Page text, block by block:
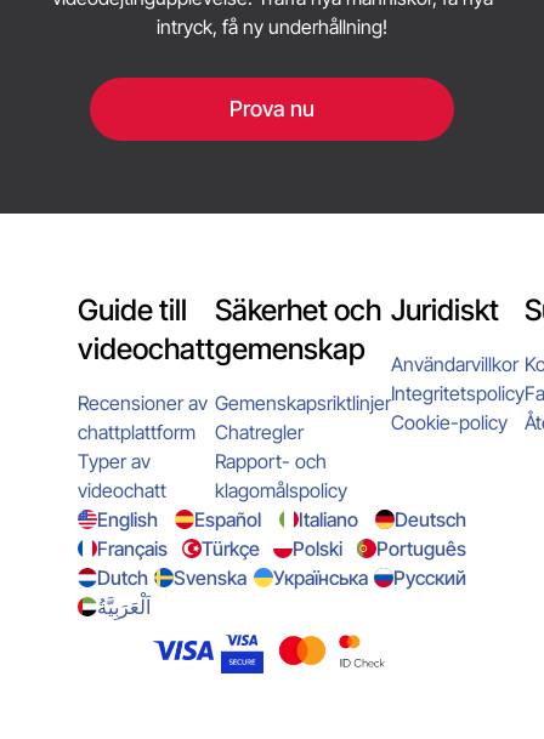
intryck, få ny underhållning!
Prova nu
Guide till
videochatt
Recensioner av
chattplattform
Typer av
videochatt
Säkerhet och
gemenskap
Gemenskapsriktlinjer
Chatregler
Rapport- och
klagomålspolicy
Juridiskt
Användarvillkor
Integritetspolicy
Cookie-policy
English Español Italiano
Deutsch
Français
Türkçe Polski
Português
Dutch
Svenska Українська
Русский
اَلْعَرَبِيَّةُ